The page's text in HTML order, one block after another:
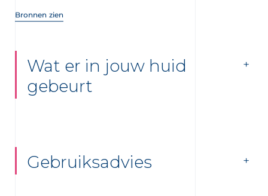
Bronnen zien
Wat er in jouw huid
gebeurt
Gebruiksadvies